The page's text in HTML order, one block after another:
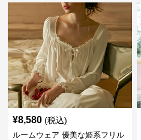
¥8,580 (税込)
ルームウェア 優美な姫系フリル